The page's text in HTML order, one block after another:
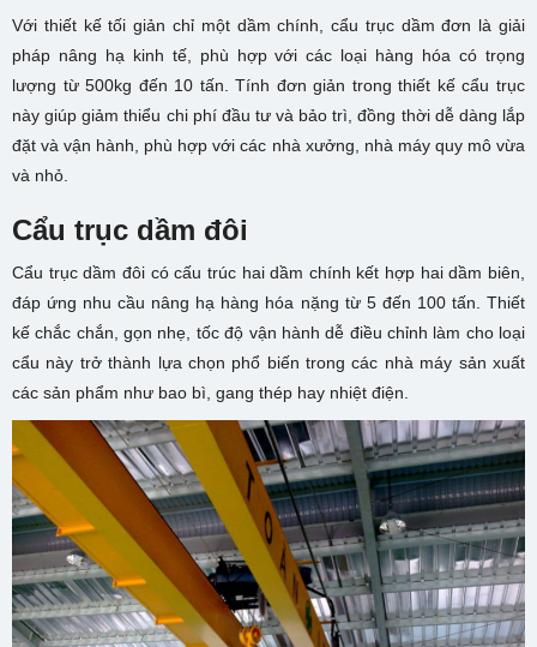
Với thiết kế tối giản chỉ một dầm chính, cẩu trục dầm đơn là giải
pháp nâng hạ kinh tế, phù hợp với các loại hàng hóa có trọng
lượng từ 500kg đến 10 tấn. Tính đơn giản trong thiết kế cẩu trục
này giúp giảm thiểu chi phí đầu tư và bảo trì, đồng thời dễ dàng lắp
đặt và vận hành, phù hợp với các nhà xưởng, nhà máy quy mô vừa
và nhỏ.
Cẩu trục dầm đôi
Cẩu trục dầm đôi có cấu trúc hai dầm chính kết hợp hai dầm biên,
đáp ứng nhu cầu nâng hạ hàng hóa nặng từ 5 đến 100 tấn. Thiết
kế chắc chắn, gọn nhẹ, tốc độ vận hành dễ điều chỉnh làm cho loại
cẩu này trở thành lựa chọn phổ biến trong các nhà máy sản xuất
các sản phẩm như bao bì, gang thép hay nhiệt điện.